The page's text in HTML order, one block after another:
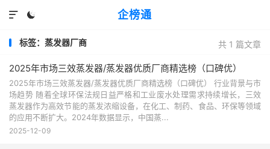
企榜通


共 1 篇文章
标签：蒸发器厂商
2025年市场三效蒸发器/蒸发器优质厂商精选榜（口碑优）
2025年市场三效蒸发器/蒸发器优质厂商精选榜（口碑优） 行业背景与市
场趋势 随着全球环保法规日益严格和工业废水处理需求持续增长，三效
蒸发器作为高效节能的蒸发浓缩设备，在化工、制药、食品、环保等领域
的应用不断扩大。2024年数据显示，中国蒸...
2025-12-09